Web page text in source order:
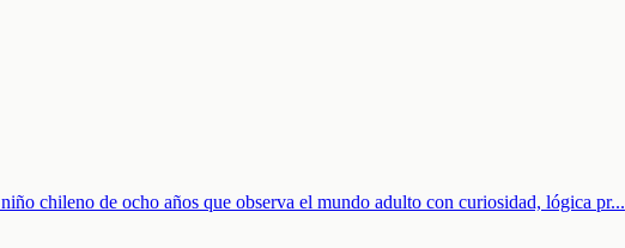
chileno de ocho años que observa el mundo adulto con curiosidad, lógica pr...